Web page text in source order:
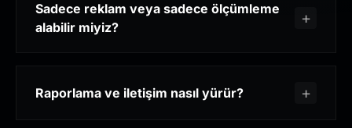
Sadece reklam veya sadece ölçümleme
alabilir miyiz?
Raporlama ve iletişim nasıl yürür?